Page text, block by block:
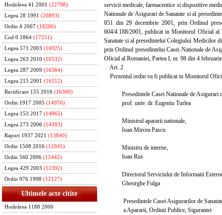
Hotărârea 41 2001 (22798)
Legea 28 1991 (20893)
Ordin 4 2007 (18286)
Cod 0 1864 (17551)
Legea 571 2003 (16925)
Legea 263 2010 (16532)
Legea 287 2009 (16364)
Legea 215 2001 (16312)
Rectificare 155 2016 (16300)
Ordin 1917 2005 (14976)
Legea 153 2017 (14965)
Legea 273 2006 (14383)
Raport 1937 2021 (13840)
Ordin 1508 2016 (12945)
Ordin 560 2006 (12442)
Legea 429 2003 (12392)
Ordin 976 1998 (12127)
Ultimele acte citite
Hotărârea 1188 2000
servicii medicale, farmaceutice si dispozitive
Nationale de Asigurari de Sanatate si al
851 din 29 decembrie 2001, prin Ordinul
604/4.188/2001, publicat in Monitorul Oficial al
Sanatate si al presedintelui Colegiului Medicilor
prin Ordinul presedintelui Casei Nationale de
Oficial al Romaniei, Partea I, nr. 98 din 4
Art. 2
Prezentul ordin va fi publicat in Monitorul
Presedintele Casei Nationale de Asigurari
prof. univ. dr. Eugeniu Turlea
Ministrul apararii nationale,
Ioan Mircea Pascu
Ministru de interne,
Ioan Rus
Directorul Serviciului de Informatii
Gheorghe Fulga
Presedintele Casei Asigurarilor de
a Apararii, Ordinii Publice, Sigurantei